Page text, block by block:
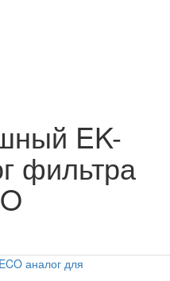
EK-
фильтра